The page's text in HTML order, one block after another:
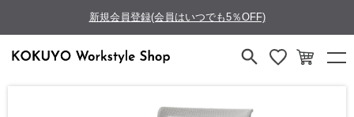
新規会員登録(会員はいつでも5％OFF)